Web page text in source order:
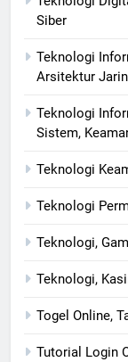
Siber
Teknologi
Arsitektur
Teknologi
Sistem,
Teknologi
Teknologi
Teknologi,
Teknologi,
Togel Online,
Tutorial Login